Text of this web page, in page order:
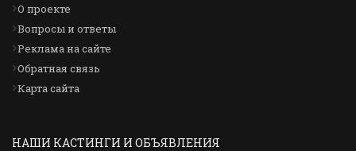
О проекте
Вопросы и ответы
Реклама на сайте
Обратная связь
Карта сайта
НАШИ КАСТИНГИ И ОБЪЯВЛЕНИЯ